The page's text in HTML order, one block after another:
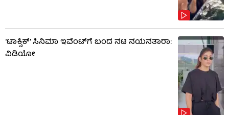
‘ಟಾಕ್ಸಿಕ್’ ಸಿನಿಮಾ ಇವೆಂಟ್​​ಗೆ ಬಂದ ನಟಿ ನಯನತಾರಾ:
ವಿಡಿಯೋ